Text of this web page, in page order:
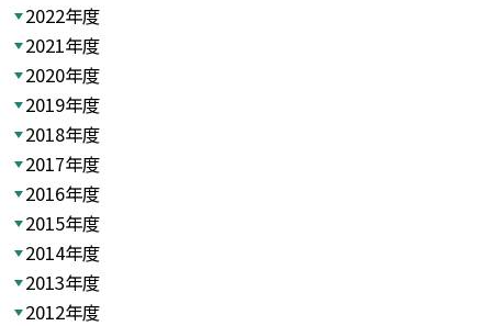
2022年度
2021年度
2020年度
2019年度
2018年度
2017年度
2016年度
2015年度
2014年度
2013年度
2012年度